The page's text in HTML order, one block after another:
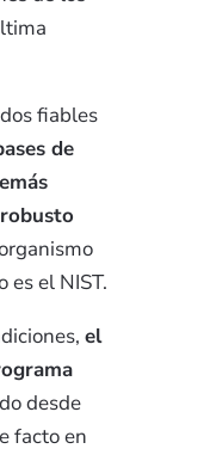
fiables
de
es el NIST.
el
desde
facto en